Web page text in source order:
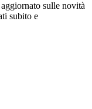
sulle novità
subito e